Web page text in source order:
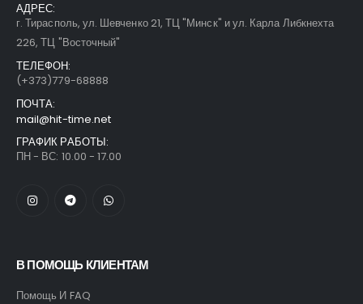
АДРЕС:
г. Тирасполь, ул. Шевченко 21, ТЦ "Минск" и ул. Карла Либкнехта
226, ТЦ "Восточный"
ТЕЛЕФОН:
(+373)779-68888
ПОЧТА:
mail@hit-time.net
ГРАФИК РАБОТЫ:
ПН - ВС: 10.00 - 17.00
В ПОМОЩЬ КЛИЕНТАМ
Помощь И FAQ